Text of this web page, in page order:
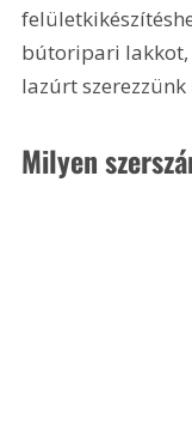
bútoripari lakkot,
lazúrt szerezzünk
Milyen